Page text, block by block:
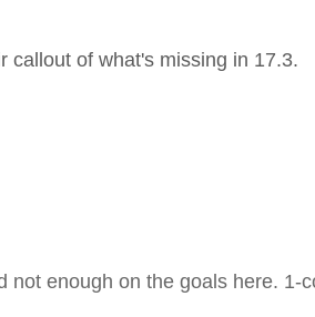
callout of what's missing in 17.3.
enough on the goals here.